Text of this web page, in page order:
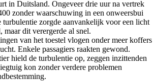
in Duitsland. Ongeveer drie uur na vertrek
zonder waarschuwing in een onweersbui
turbulentie zorgde aanvankelijk voor een licht
maar dit verergerde al snel.
van het toestel vlogen onder meer koffers
Enkele passagiers raakten gewond.
hield de turbulentie op, zeggen inzittenden
kon zonder verdere problemen